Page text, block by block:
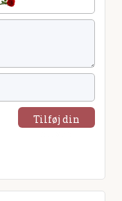
Tilføj din